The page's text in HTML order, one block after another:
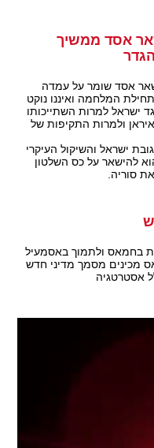
אסד ממשיך
אסד שומר על עמדה
המלחמה ואיננו נוקט
ישראל למרות השתייכותו
ולמרות התקיפות של
ישראל והשיקול העיקרי
להישאר על כס השלטון
סוריה.
בחמאס ולתמוך באסמעיל
מכינים מסמך מדיני חדש